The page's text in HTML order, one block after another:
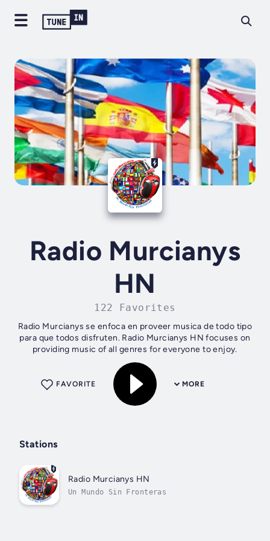
Radio Murcianys
HN
122 Favorites
Radio Murcianys se enfoca en proveer musica de todo tipo
para que todos disfruten. Radio Murcianys HN focuses on
providing music of all genres for everyone to enjoy.
MORE
FAVORITE
Stations
Radio Murcianys HN
Un Mundo Sin Fronteras